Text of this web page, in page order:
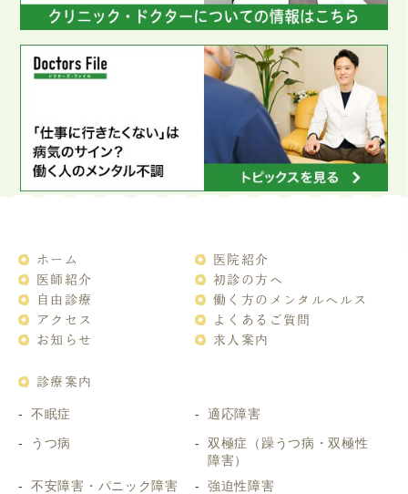
ホーム
医院紹介
医師紹介
初診の方へ
自由診療
働く方のメンタルヘルス
アクセス
よくあるご質問
お知らせ
求人案内
診療案内
不眠症
適応障害
うつ病
双極症（躁うつ病・双極性
障害）
不安障害・パニック障害
強迫性障害